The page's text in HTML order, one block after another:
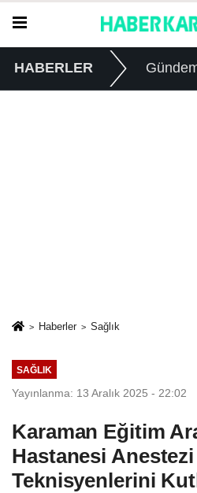
HABERLER
Haberler Sağlık
SAĞLIK
Yayınlanma: 13 Aralık 2025 - 22:02
Karaman Eğitim
Hastanesi Anestezi
Teknisyenlerini